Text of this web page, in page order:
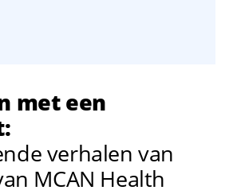
met een
verhalen van
MCAN Health